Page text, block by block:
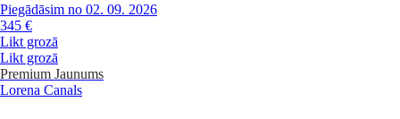
Piegādāsim no 02. 09. 2026
345 €
Likt grozā
Likt grozā
Premium Jaunums
Lorena Canals